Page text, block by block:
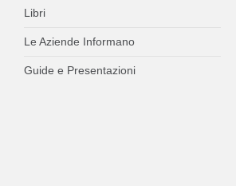
Libri
Le Aziende Informano
Guide e Presentazioni